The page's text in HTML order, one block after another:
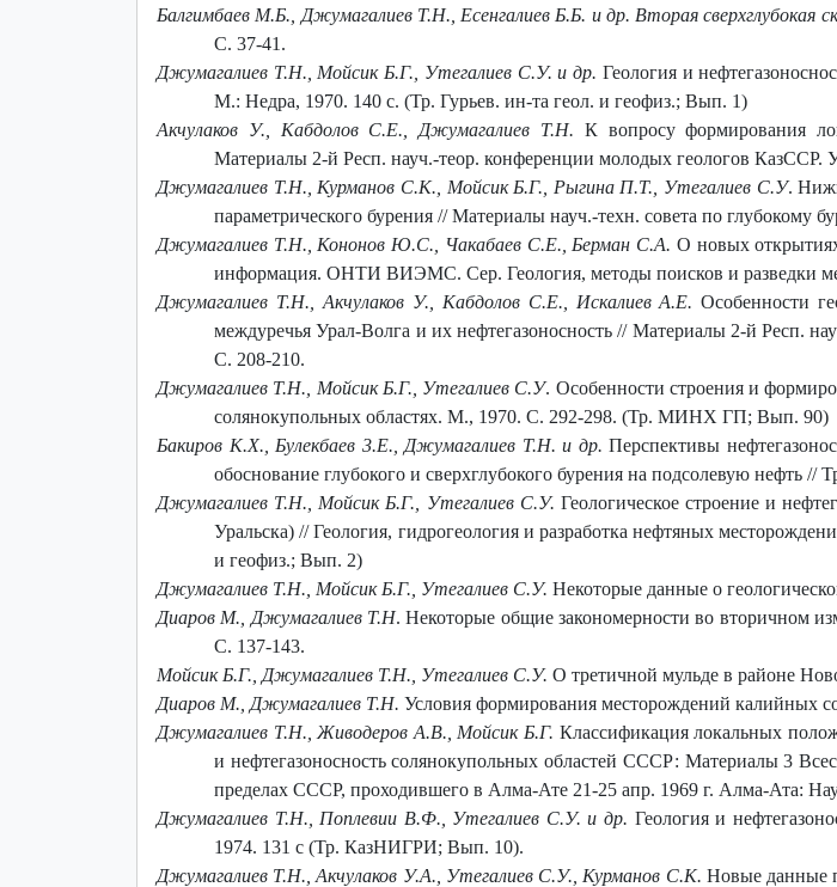
Балгимбаев М.Б., Джумагалиев Т.Н., Есенгалиев Б.Б. и др. Вторая сверхглубокая
С. 37-41.
Джумагалиев Т.Н., Мойсик Б.Г., Утегалиев С.У. и др. Геoлoгия и
М.: Недра, 1970. 140 с. (Тр. Гурьев. ин-та геол. и геофиз.; Вып. 1)
Акчулаков У., Кабдолов С.Е., Джумагалиев Т.Н. К вопросу формирования
Материалы 2-й Респ. науч.-теор. конференции молодых геологов КазССР.
Джумагалиев Т.Н., Курманов С.К., Мойсик Б.Г., Рыгина П.Т., Утегалиев С.У.
параметрического бурения // Материалы науч.-техн. совета по
Джумагалиев Т.Н., Кононов Ю.С., Чакабаев С.Е., Берман С.А. О новых
информация. ОНТИ ВИЭМС. Сер. Геология, методы поисков и разведки
Джумагалиев Т.Н., Акчулаков У., Кабдолов С.Е., Искалиев А.Е. Особенности
междуречья Урал-Волга и их нефтегазоносность // Материалы 2-й Респ.
С. 208-210.
Джумагалиев Т.Н., Мойсик Б.Г., Утегалиев С.У. Особенности строения и
солянокупольных областях. М., 1970. С. 292-298. (Тр. МИНХ ГП; Вып. 90)
Бакиров К.Х., Булекбаев 3.Е., Джумагалиев Т.Н. и др. Перспективы
обоснование глубокого и сверхглубокого бурения на подсолевую
Джумагалиев Т.Н., Мойсик Б.Г., Утегалиев С.У. Геологическое строение и
Уральска) // Геология, гидрогеология и разработка нефтяных
и геофиз.; Вып. 2)
Джумагалиев Т.Н., Мойсик Б.Г., Утегалиев С.У. Некоторые данные о
Диаров М., Джумагалиев Т.Н. Некоторые общие закономерности во вторичном
С. 137-143.
Мойсик Б.Г., Джумагалиев Т.Н., Утегалиев С.У. О третичной мульде в районе
Диаров М., Джумагалиев Т.Н. Условия формирования месторождений калийных
Джумагалиев Т.Н., Живодеров А.В., Мойсик Б.Г. Классификация локальных
и нефтегазоносность солянокупольных областей СССР: Материалы 3
пределах СССР, проходившего в Алма-Ате 21-25 апр. 1969 г. Алма-Ата:
Джумагалиев Т.Н., Поплевии В.Ф., Утегалиев С.У. и др. Геология и
1974. 131 с (Тр. КазНИГРИ; Вып. 10).
Джумагалиев Т.Н., Акчулаков У.А., Утегалиев С.У., Курманов С.К. Новые данные